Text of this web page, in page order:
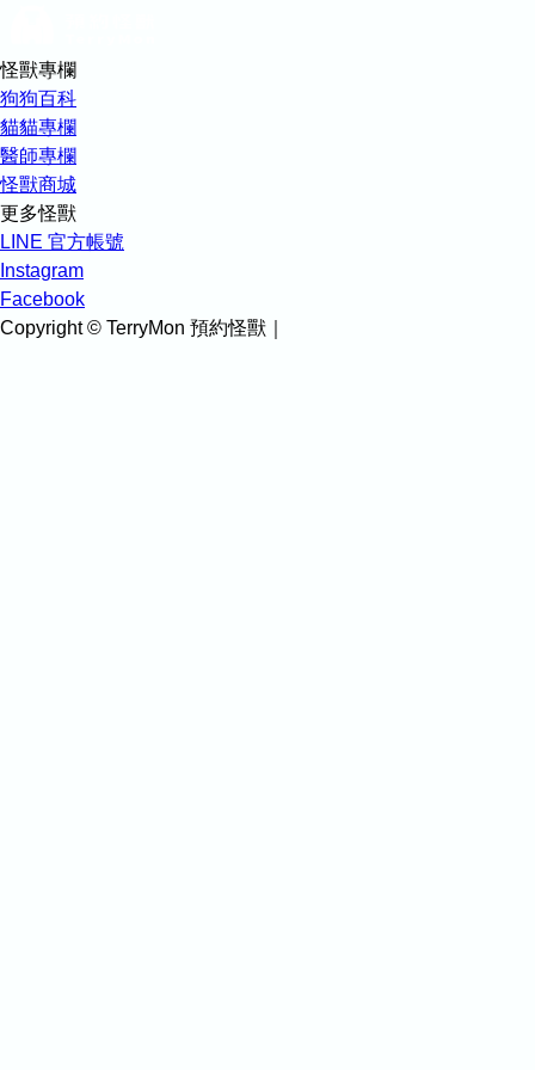
怪獸專欄
狗狗百科
貓貓專欄
醫師專欄
怪獸商城
更多怪獸
LINE 官方帳號
Instagram
Facebook
Copyright © TerryMon 預約怪獸｜